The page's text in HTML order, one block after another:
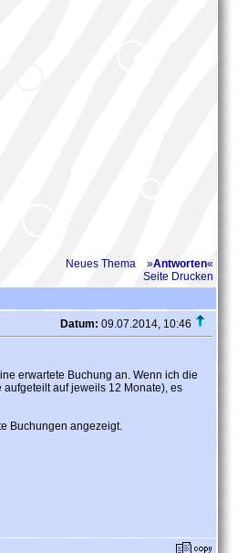
Neues Thema »Antworten«
Seite Drucken
Datum: 09.07.2014, 10:46
erwartete Buchung an. Wenn ich die
auf jeweils 12 Monate), es
Buchungen angezeigt.